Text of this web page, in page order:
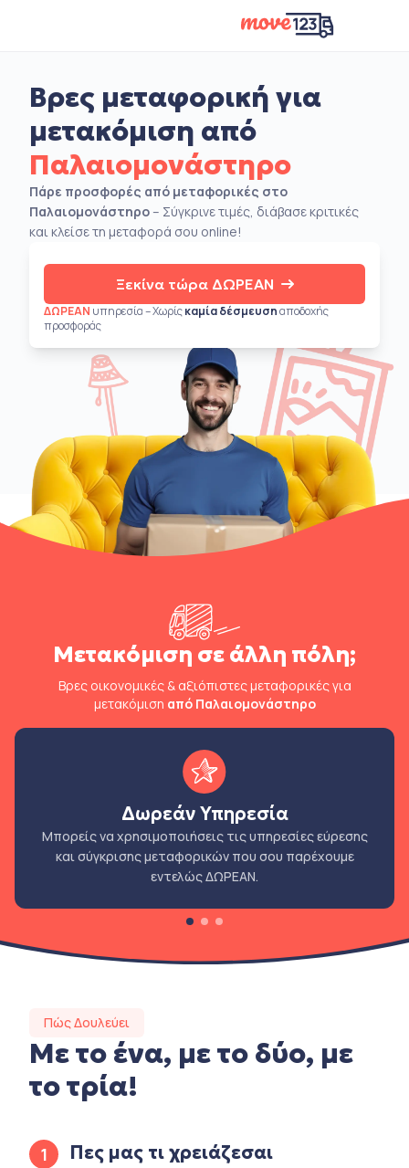
Βρες μεταφορική για
μετακόμιση από
Παλαιομονάστηρο
Πάρε προσφορές από μεταφορικές στο
Παλαιομονάστηρο – Σύγκρινε τιμές, διάβασε κριτικές
και κλείσε τη μεταφορά σου online!
Ξεκίνα τώρα ΔΩΡΕΑΝ
ΔΩΡΕΑΝ υπηρεσία – Χωρίςκαμία δέσμευσηαποδοχής
προσφοράς
Μετακόμιση σε άλλη πόλη;
Βρες οικονομικές & αξιόπιστες μεταφορικές για
μετακόμιση από Παλαιομονάστηρο
Δωρεάν Υπηρεσία
Μπορείς να χρησιμοποιήσεις τις υπηρεσίες εύρεσης
και σύγκρισης μεταφορικών που σου παρέχουμε
εντελώς ΔΩΡΕΑΝ.
Πώς Δουλεύει
Με το ένα, με το δύο, με
το τρία!
1 Πες μας τι χρειάζεσαι